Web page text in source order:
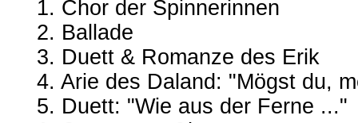
1. Chor der Spinnerinnen
2. Ballade
3. Duett & Romanze des Erik
4. Arie des Daland: "Mögst du,
5. Duett: "Wie aus der Ferne ..."